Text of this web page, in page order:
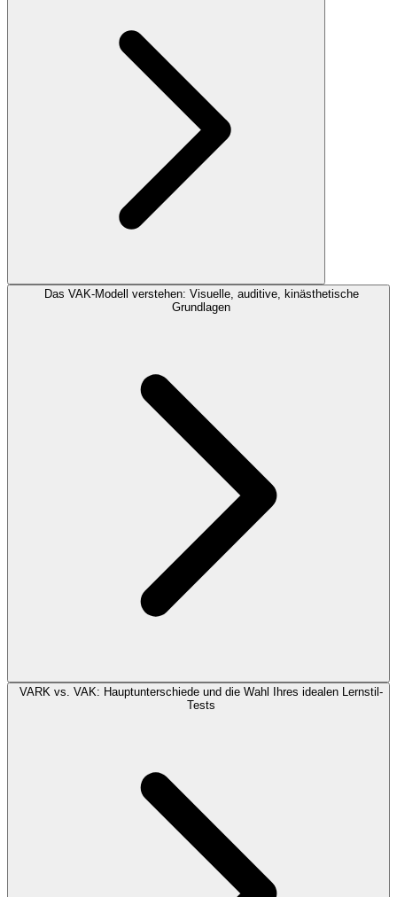
Das VAK-Modell verstehen: Visuelle, auditive, kinästhetische
Grundlagen
VARK vs. VAK: Hauptunterschiede und die Wahl Ihres idealen Lernstil-
Tests